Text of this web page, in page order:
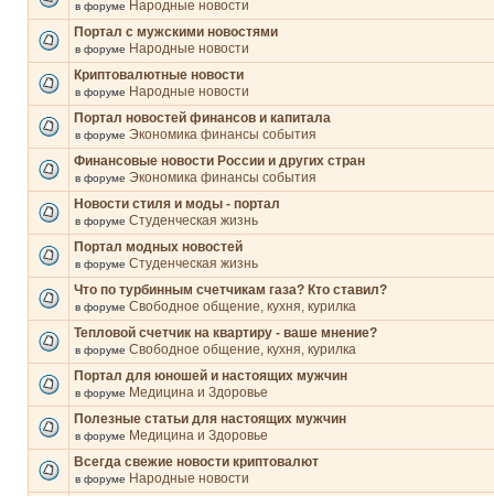
в форуме Народные новости
Портал с мужскими новостями
в форуме Народные новости
Криптовалютные новости
в форуме Народные новости
Портал новостей финансов и капитала
в форуме Экономика финансы события
Финансовые новости России и других стран
в форуме Экономика финансы события
Новости стиля и моды - портал
в форуме Студенческая жизнь
Портал модных новостей
в форуме Студенческая жизнь
Что по турбинным счетчикам газа? Кто ставил?
в форуме Свободное общение, кухня, курилка
Тепловой счетчик на квартиру - ваше мнение?
в форуме Свободное общение, кухня, курилка
Портал для юношей и настоящих мужчин
в форуме Медицина и Здоровье
Полезные статьи для настоящих мужчин
в форуме Медицина и Здоровье
Всегда свежие новости криптовалют
в форуме Народные новости